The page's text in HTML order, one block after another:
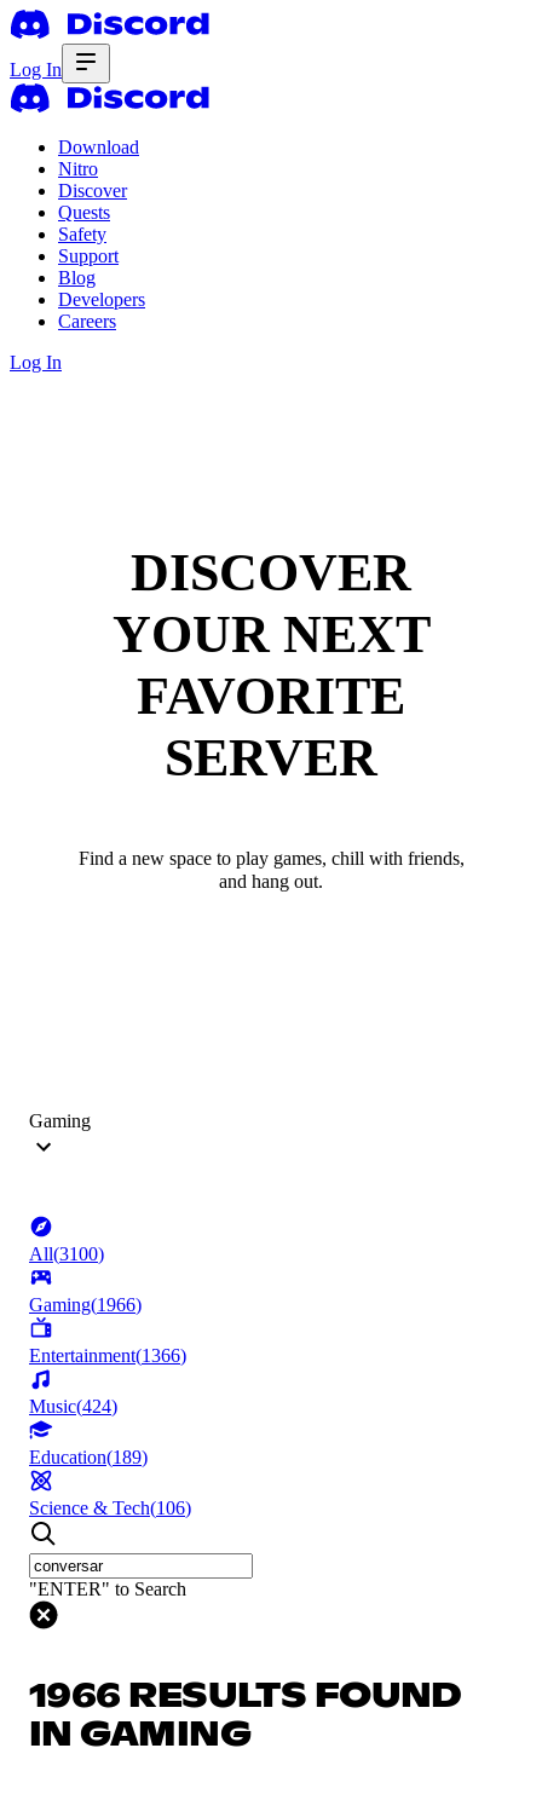
Log In
Download
Nitro
Discover
Quests
Safety
Support
Blog
Developers
Careers
Log In
DISCOVER
YOUR NEXT
FAVORITE
SERVER
Find a new space to play games, chill with friends,
and hang out.
Gaming
All(3100)
Gaming(1966)
Entertainment(1366)
Music(424)
Education(189)
Science & Tech(106)
"ENTER" to Search
1966 RESULTS FOUND
IN GAMING